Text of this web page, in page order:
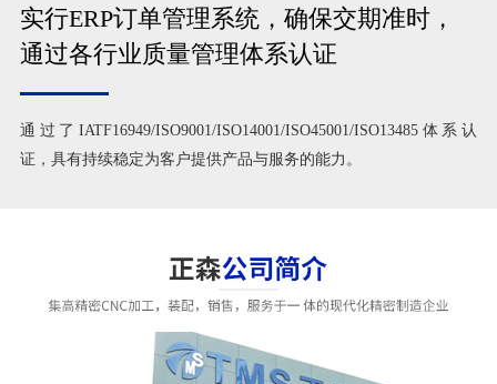
实行ERP订单管理系统，确保交期准时，
通过各行业质量管理体系认证
通过了IATF16949/ISO9001/ISO14001/ISO45001/ISO13485体系认
证，具有持续稳定为客户提供产品与服务的能力。